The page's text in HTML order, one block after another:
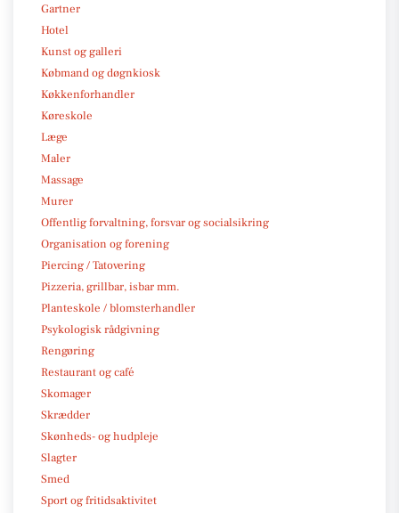
Gartner
Hotel
Kunst og galleri
Købmand og døgnkiosk
Køkkenforhandler
Køreskole
Læge
Maler
Massage
Murer
Offentlig forvaltning, forsvar og socialsikring
Organisation og forening
Piercing / Tatovering
Pizzeria, grillbar, isbar mm.
Planteskole / blomsterhandler
Psykologisk rådgivning
Rengøring
Restaurant og café
Skomager
Skrædder
Skønheds- og hudpleje
Slagter
Smed
Sport og fritidsaktivitet